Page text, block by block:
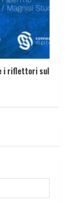
i riflettori sul